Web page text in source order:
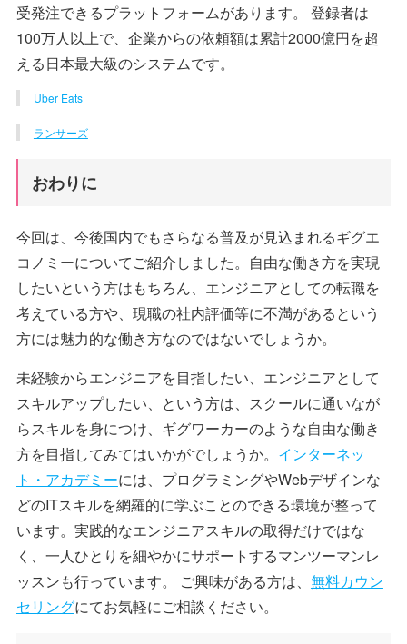
受発注できるプラットフォームがあります。 登録者は
100万人以上で、企業からの依頼額は累計2000億円を超
える日本最大級のシステムです。
Uber Eats
ランサーズ
おわりに
今回は、今後国内でもさらなる普及が見込まれるギグエ
コノミーについてご紹介しました。自由な働き方を実現
したいという方はもちろん、エンジニアとしての転職を
考えている方や、現職の社内評価等に不満があるという
方には魅力的な働き方なのではないでしょうか。
未経験からエンジニアを目指したい、エンジニアとして
スキルアップしたい、という方は、スクールに通いなが
らスキルを身につけ、ギグワーカーのような自由な働き
方を目指してみてはいかがでしょうか。 インターネッ
ト・アカデミーには、プログラミングやWebデザインな
どのITスキルを網羅的に学ぶことのできる環境が整って
います。実践的なエンジニアスキルの取得だけではな
く、一人ひとりを細やかにサポートするマンツーマンレ
ッスンも行っています。 ご興味がある方は、 無料カウン
セリングにてお気軽にご相談ください。